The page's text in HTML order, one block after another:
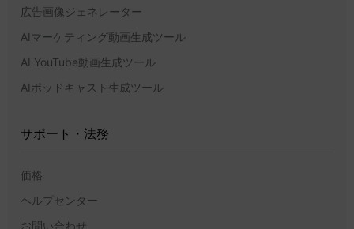
広告画像ジェネレーター
AIマーケティング動画生成ツール
AI YouTube動画生成ツール
AIポッドキャスト生成ツール
サポート・法務
価格
ヘルプセンター
お問い合わせ